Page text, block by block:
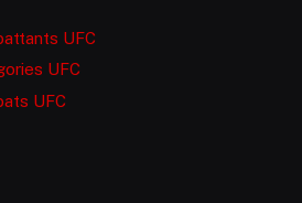
UFC
UFC
UFC